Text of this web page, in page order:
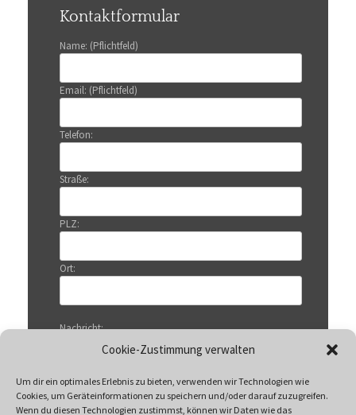
Cookie-Zustimmung verwalten
Um dir ein optimales Erlebnis zu bieten, verwenden wir Technologien wie
Cookies, um Geräteinformationen zu speichern und/oder darauf zuzugreifen.
Wenn du diesen Technologien zustimmst, können wir Daten wie das
Kontaktformular
Name: (Pflichtfeld)
Email: (Pflichtfeld)
Telefon:
Straße:
PLZ:
Ort:
Nachricht: